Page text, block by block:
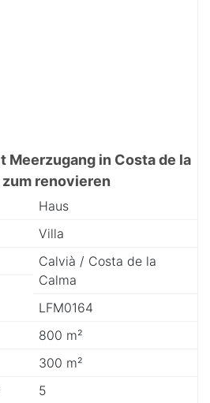
Meerzugang in Costa de la
zum renovieren
Haus
Villa
Calvià / Costa de la
Calma
LFM0164
800 m²
300 m²
5